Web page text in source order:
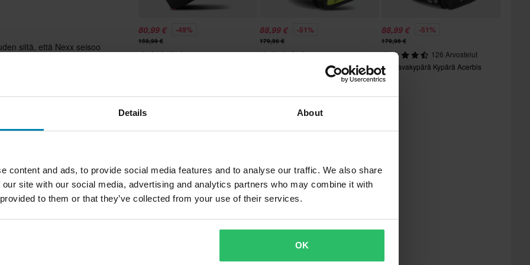
Details About
content and ads, to provide social media features and to analyse our traffic. We also share
site with our social media, advertising and analytics partners who may combine it with
to them or that they’ve collected from your use of their services.
OK
siitä, että Nexx seisoo
aina kirkkaalla visiirillä,
Ei
80,99 € -49%
159,99 €
205 Arvostelut
88,99 € -51%
179,96 €
116 Arvostelut
Avattavakypärä Kypärä Acerbis
88,99 € -51%
179,96 €
126 Arvostelut
Avattavakypärä Kypärä Acerbis
Serel